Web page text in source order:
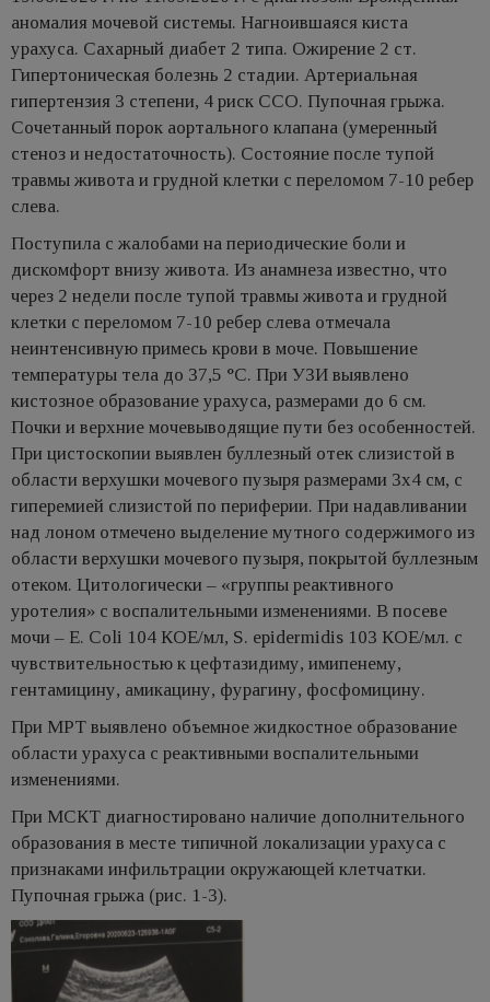
аномалия мочевой системы. Нагноившаяся киста
урахуса. Сахарный диабет 2 типа. Ожирение 2 ст.
Гипертоническая болезнь 2 стадии. Артериальная
гипертензия 3 степени, 4 риск ССО. Пупочная грыжа.
Сочетанный порок аортального клапана (умеренный
стеноз и недостаточность). Состояние после тупой
травмы живота и грудной клетки с переломом 7-10 ребер
слева.
Поступила с жалобами на периодические боли и
дискомфорт внизу живота. Из анамнеза известно, что
через 2 недели после тупой травмы живота и грудной
клетки с переломом 7-10 ребер слева отмечала
неинтенсивную примесь крови в моче. Повышение
температуры тела до 37,5 °С. При УЗИ выявлено
кистозное образование урахуса, размерами до 6 см.
Почки и верхние мочевыводящие пути без особенностей.
При цистоскопии выявлен буллезный отек слизистой в
области верхушки мочевого пузыря размерами 3х4 см, с
гиперемией слизистой по периферии. При надавливании
над лоном отмечено выделение мутного содержимого из
области верхушки мочевого пузыря, покрытой буллезным
отеком. Цитологически – «группы реактивного
уротелия» с воспалительными изменениями. В посеве
мочи – E. Coli 104 КОЕ/мл, S. epidermidis 103 КОЕ/мл. с
чувствительностью к цефтазидиму, имипенему,
гентамицину, амикацину, фурагину, фосфомицину.
При МРТ выявлено объемное жидкостное образование
области урахуса с реактивными воспалительными
изменениями.
При МСКТ диагностировано наличие дополнительного
образования в месте типичной локализации урахуса с
признаками инфильтрации окружающей клетчатки.
Пупочная грыжа (рис. 1-3).